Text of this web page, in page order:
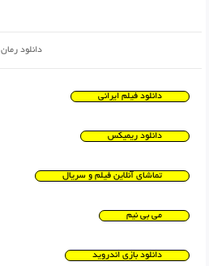
دانلود رمان
دانلود فیلم ایرانی
دانلود ریمیکس
تماشای آنلاین فیلم و سریال
می بی نیم
دانلود بازی اندروید